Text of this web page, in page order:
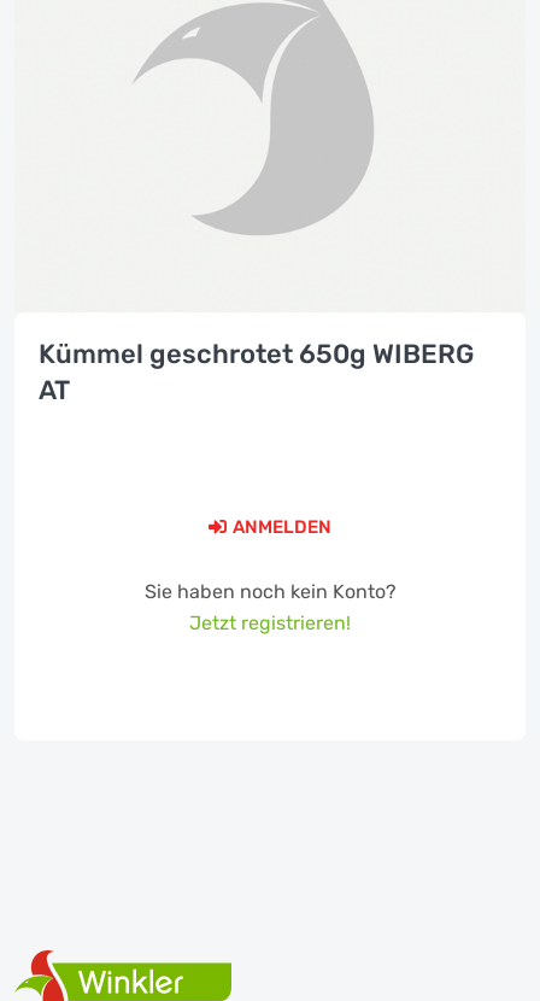
Kümmel geschrotet 650g WIBERG
AT
ANMELDEN
Sie haben noch kein Konto?
Jetzt registrieren!